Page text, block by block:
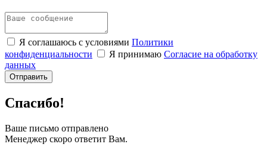
Я соглашаюсь с условиями Политики
конфиденциальности
Я принимаю Согласие на обработку
данных
Спасибо!
Ваше письмо отправлено
Менеджер скоро ответит Вам.